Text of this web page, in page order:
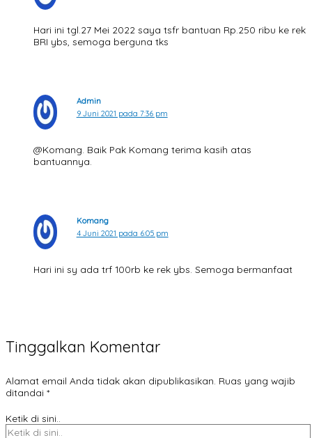
Hari ini tgl.27 Mei 2022 saya tsfr bantuan Rp.250 ribu ke rek
BRI ybs, semoga berguna tks
Admin
9 Juni 2021 pada 7:36 pm
@Komang. Baik Pak Komang terima kasih atas
bantuannya.
Komang
4 Juni 2021 pada 6:05 pm
Hari ini sy ada trf 100rb ke rek ybs. Semoga bermanfaat
Tinggalkan Komentar
Alamat email Anda tidak akan dipublikasikan. Ruas yang wajib
ditandai *
Ketik di sini..